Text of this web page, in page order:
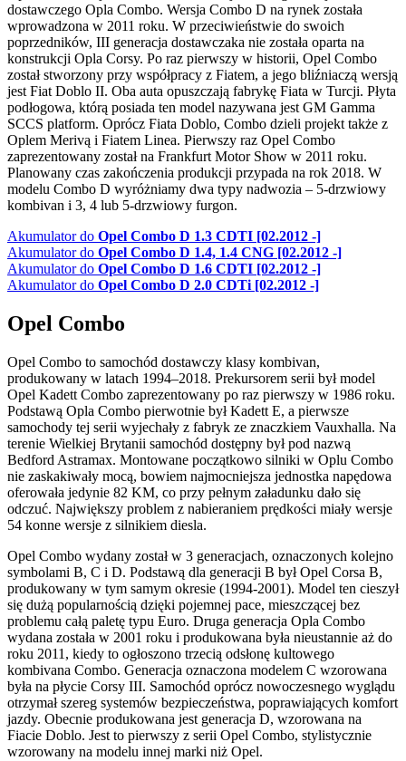
dostawczego Opla Combo. Wersja Combo D na rynek została
wprowadzona w 2011 roku. W przeciwieństwie do swoich
poprzedników, III generacja dostawczaka nie została oparta na
konstrukcji Opla Corsy. Po raz pierwszy w historii, Opel Combo
został stworzony przy współpracy z Fiatem, a jego bliźniaczą wersją
jest Fiat Doblo II. Oba auta opuszczają fabrykę Fiata w Turcji. Płyta
podłogowa, którą posiada ten model nazywana jest GM Gamma
SCCS platform. Oprócz Fiata Doblo, Combo dzieli projekt także z
Oplem Merivą i Fiatem Linea. Pierwszy raz Opel Combo
zaprezentowany został na Frankfurt Motor Show w 2011 roku.
Planowany czas zakończenia produkcji przypada na rok 2018. W
modelu Combo D wyróżniamy dwa typy nadwozia – 5-drzwiowy
kombivan i 3, 4 lub 5-drzwiowy furgon.
Akumulator do Opel Combo D 1.3 CDTI [02.2012 -]
Akumulator do Opel Combo D 1.4, 1.4 CNG [02.2012 -]
Akumulator do Opel Combo D 1.6 CDTI [02.2012 -]
Akumulator do Opel Combo D 2.0 CDTi [02.2012 -]
Opel Combo
Opel Combo to samochód dostawczy klasy kombivan,
produkowany w latach 1994–2018. Prekursorem serii był model
Opel Kadett Combo zaprezentowany po raz pierwszy w 1986 roku.
Podstawą Opla Combo pierwotnie był Kadett E, a pierwsze
samochody tej serii wyjechały z fabryk ze znaczkiem Vauxhalla. Na
terenie Wielkiej Brytanii samochód dostępny był pod nazwą
Bedford Astramax. Montowane początkowo silniki w Oplu Combo
nie zaskakiwały mocą, bowiem najmocniejsza jednostka napędowa
oferowała jedynie 82 KM, co przy pełnym załadunku dało się
odczuć. Największy problem z nabieraniem prędkości miały wersje
54 konne wersje z silnikiem diesla.
Opel Combo wydany został w 3 generacjach, oznaczonych kolejno
symbolami B, C i D. Podstawą dla generacji B był Opel Corsa B,
produkowany w tym samym okresie (1994-2001). Model ten cieszył
się dużą popularnością dzięki pojemnej pace, mieszczącej bez
problemu całą paletę typu Euro. Druga generacja Opla Combo
wydana została w 2001 roku i produkowana była nieustannie aż do
roku 2011, kiedy to ogłoszono trzecią odsłonę kultowego
kombivana Combo. Generacja oznaczona modelem C wzorowana
była na płycie Corsy III. Samochód oprócz nowoczesnego wyglądu
otrzymał szereg systemów bezpieczeństwa, poprawiających komfort
jazdy. Obecnie produkowana jest generacja D, wzorowana na
Fiacie Doblo. Jest to pierwszy z serii Opel Combo, stylistycznie
wzorowany na modelu innej marki niż Opel.